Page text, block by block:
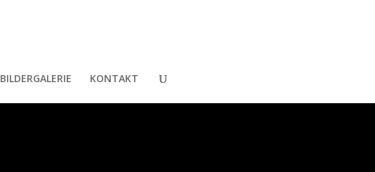
BILDERGALERIE KONTAKT